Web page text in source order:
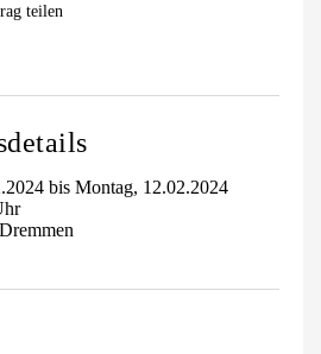
teilen
bis Montag, 12.02.2024